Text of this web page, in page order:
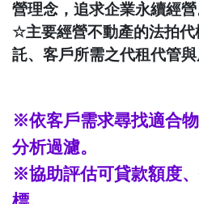
營理念，追求企業永續經營
☆主要經營不動產的法拍
託、客戶所需之代租代管與
※依客戶需求尋找適合
分析過濾。
※協助評估可貸款額度